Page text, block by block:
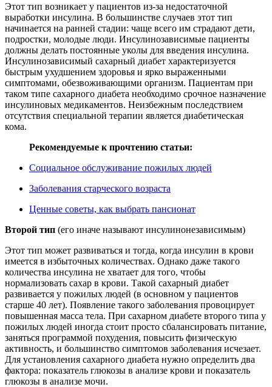
Этот тип возникает у пациентов из-за недостаточной
выработки инсулина. В большинстве случаев этот тип
начинается на ранней стадии: чаще всего им страдают дети,
подростки, молодые люди. Инсулинозависимые пациенты
должны делать постоянные уколы для введения инсулина.
Инсулинозависимый сахарный диабет характеризуется
быстрым ухудшением здоровья и ярко выраженными
симптомами, обезвоживающими организм. Пациентам при
таком типе сахарного диабета необходимо срочное назначение
инсулиновых медикаментов. Неизбежным последствием
отсутствия специальной терапии является диабетическая
кома.
Рекомендуемые к прочтению статьи:
Социальное обслуживание пожилых людей
Заболевания старческого возраста
Ценные советы, как выбрать пансионат
Второй тип (его иначе называют инсулинонезависимым)
Этот тип может развиваться и тогда, когда инсулин в крови
имеется в избыточных количествах. Однако даже такого
количества инсулина не хватает для того, чтобы
нормализовать сахар в крови. Такой сахарный диабет
развивается у пожилых людей (в основном у пациентов
старше 40 лет). Появление такого заболевания провоцирует
повышенная масса тела. При сахарном диабете второго типа у
пожилых людей иногда стоит просто сбалансировать питание,
заняться программой похудения, повысить физическую
активность, и большинство симптомов заболевания исчезает.
Для установления сахарного диабета нужно определить два
фактора: показатель глюкозы в анализе крови и показатель
глюкозы в анализе мочи.